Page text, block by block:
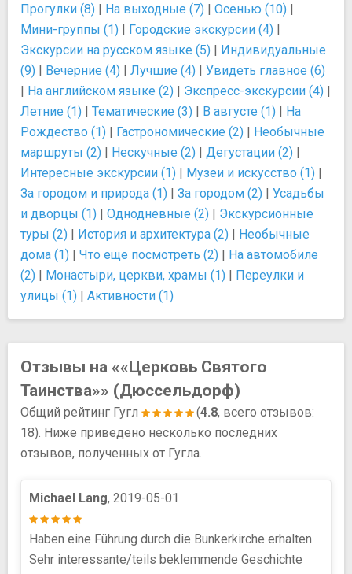
Прогулки (8) | На выходные (7) | Осенью (10) |
Мини-группы (1) | Городские экскурсии (4) |
Экскурсии на русском языке (5) | Индивидуальные
(9) | Вечерние (4) | Лучшие (4) | Увидеть главное (6)
| На английском языке (2) | Экспресс-экскурсии (4) |
Летние (1) | Тематические (3) | В августе (1) | На
Рождество (1) | Гастрономические (2) | Необычные
маршруты (2) | Нескучные (2) | Дегустации (2) |
Интересные экскурсии (1) | Музеи и искусство (1) |
За городом и природа (1) | За городом (2) | Усадьбы
и дворцы (1) | Однодневные (2) | Экскурсионные
туры (2) | История и архитектура (2) | Необычные
дома (1) | Что ещё посмотреть (2) | На автомобиле
(2) | Монастыри, церкви, храмы (1) | Переулки и
улицы (1) | Активности (1)
Отзывы на ««Церковь Святого
Таинства»» (Дюссельдорф)
Общий рейтинг Гугл (4.8, всего отзывов:
18). Ниже приведено несколько последних
отзывов, полученных от Гугла.
Michael Lang, 2019-05-01
Haben eine Führung durch die Bunkerkirche erhalten.
Sehr interessante/teils beklemmende Geschichte